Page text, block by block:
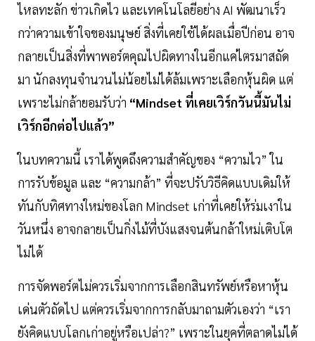
ไหลทะลัก ข่าวเกิดไว และเทคโนโลยีอย่าง AI พัฒนาเร็ว
กว่าความเข้าใจของมนุษย์ สิ่งที่เคยใช้ได้ผลเมื่อปีก่อน อาจ
กลายเป็นสิ่งที่พาพอร์ตคุณไปผิดทางในอีกแค่ไตรมาสถัด
มา นักลงทุนจำนวนไม่น้อยไม่ได้ล้มเพราะเลือกหุ้นผิด แต่
เพราะไม่กล้ายอมรับว่า “Mindset ที่เคยเวิร์กวันนี้มันไม่
เวิร์กอีกต่อไปแล้ว”
ในบทความนี้ เราได้พูดถึงความสำคัญของ “ความไว” ใน
การรับข้อมูล และ “ความกล้า” ที่จะปรับวิธีคิดแบบเดิมให้
ทันกับทิศทางใหม่ของโลก Mindset เก่าที่เคยให้ร่มเงาใน
วันหนึ่ง อาจกลายเป็นกิ่งไม้ที่บังแสงจนต้นกล้าใหม่เติบโต
ไม่ได้
การจัดพอร์ตไม่ควรเริ่มจากการเลือกสินทรัพย์หรือหาหุ้น
เด่นตัวถัดไป แต่ควรเริ่มจากการกลับมาถามตัวเองว่า “เรา
ยังคิดแบบโลกเก่าอยู่หรือเปล่า?” เพราะในยุคที่ตลาดไม่ได้